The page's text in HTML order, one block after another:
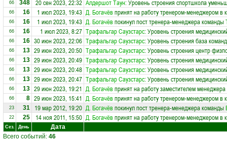
66 348 20 сен 2023, 22:32 Алдершот Таун: Уровень строения спортшкола
66 16 1 июл 2023, 19:43 Д. Богачёвпринят на работу тренером-менеджером в
66 16 1 июл 2023, 19:43 Д. Богачёвпокинул пост тренера-менеджера команды
66 16 1 июл 2023, 8:27 Трафальгар Саузстарс: Уровень строения
66 16 30 июн 2023, 22:06 Трафальгар Саузстарс: Уровень строения база
66 13 29 июн 2023, 20:50 Трафальгар Саузстарс: Уровень строения центр
66 13 29 июн 2023, 20:49 Трафальгар Саузстарс: Уровень строения
66 13 29 июн 2023, 20:48 Трафальгар Саузстарс: Уровень строения
66 13 29 июн 2023, 20:47 Трафальгар Саузстарс: Уровень строения
66 13 29 июн 2023, 19:21 Д. Богачёвпринят на работу заместителем
66 8 29 июн 2023, 15:41 Д. Богачёвпринят на работу тренером-менеджером в
23 31 19 мар 2012, 19:20 Д. Богачёвпокинул пост тренера-менеджера команды
22 25 14 ноя 2011, 15:50 Д. Богачёвпринят на работу тренером-менеджером в
Сез. День
Дата
Всего событий: 46